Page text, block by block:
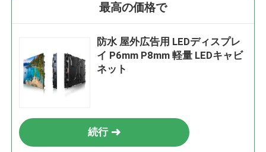
最高の価格で
防水 屋外広告用 LEDディスプレ
イ P6mm P8mm 軽量 LEDキャビ
ネット
続行